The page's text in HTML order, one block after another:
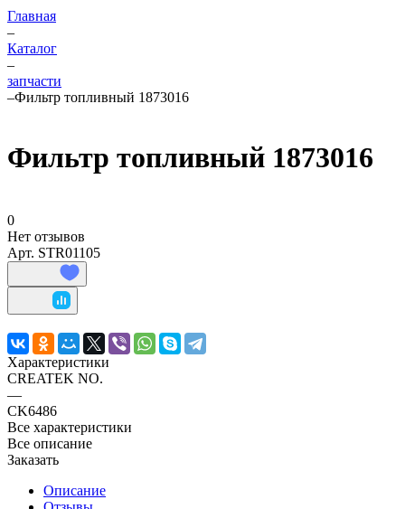
Главная
–
Каталог
–
запчасти
–Фильтр топливный 1873016
Фильтр топливный 1873016
0
Нет отзывов
Арт. STR01105
Характеристики
CREATEK NO.
—
CK6486
Все характеристики
Все описание
Заказать
Описание